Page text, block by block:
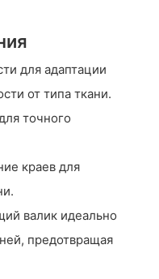
для адаптации
от типа ткани.
точного
краев для
валик идеально
предотвращая